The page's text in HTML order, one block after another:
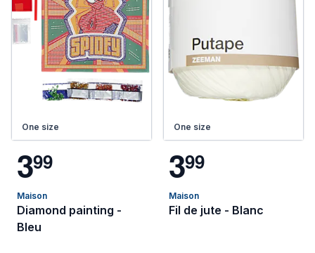
One size
399
Maison
Diamond painting -
Bleu
One size
399
Maison
Fil de jute - Blanc